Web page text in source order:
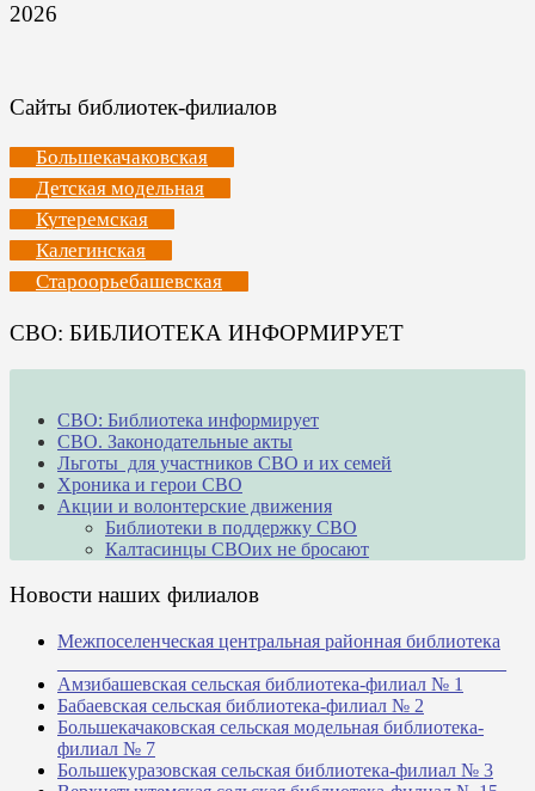
2026
Сайты библиотек-филиалов
Большекачаковская
Детская модельная
Кутеремская
Калегинская
Староорьебашевская
СВО: БИБЛИОТЕКА ИНФОРМИРУЕТ
СВО: Библиотека информирует
СВО. Законодательные акты
Льготы для участников СВО и их семей
Хроника и герои СВО
Акции и волонтерские движения
Библиотеки в поддержку СВО
Калтасинцы СВОих не бросают
Новости наших филиалов
Межпоселенческая центральная районная библиотека
Амзибашевская сельская библиотека-филиал № 1
Бабаевская сельская библиотека-филиал № 2
Большекачаковская сельская модельная библиотека-
филиал № 7
Большекуразовская сельская библиотека-филиал № 3